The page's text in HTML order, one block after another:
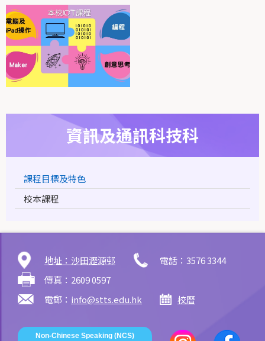
資訊及通訊科技科
課程目標及特色
校本課程
地址：沙田瀝源邨
電話：3576 3344
傳真：2609 0597
電郵： info@stts.edu.hk 校曆
Non-Chinese Speaking (NCS)